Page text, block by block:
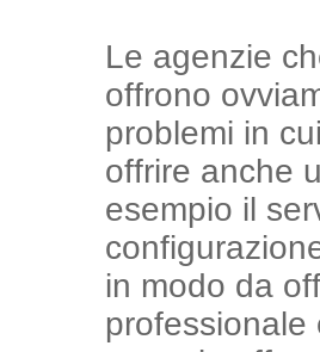
Le agenzie
offrono
problemi in
offrire anche
esempio il
in modo da
professionale